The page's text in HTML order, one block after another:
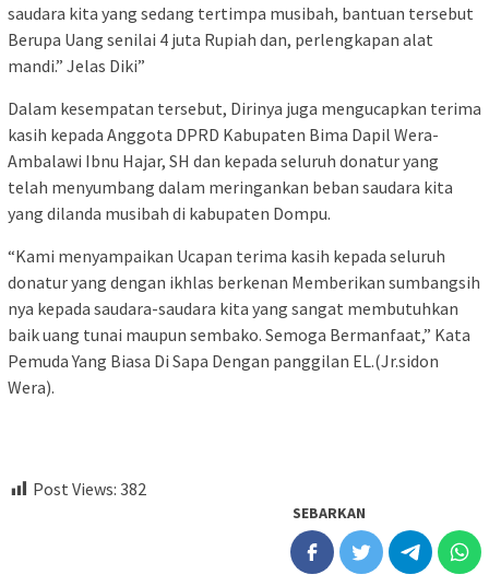
saudara kita yang sedang tertimpa musibah, bantuan tersebut
Berupa Uang senilai 4 juta Rupiah dan, perlengkapan alat
mandi.” Jelas Diki”
Dalam kesempatan tersebut, Dirinya juga mengucapkan terima
kasih kepada Anggota DPRD Kabupaten Bima Dapil Wera-
Ambalawi Ibnu Hajar, SH dan kepada seluruh donatur yang
telah menyumbang dalam meringankan beban saudara kita
yang dilanda musibah di kabupaten Dompu.
“Kami menyampaikan Ucapan terima kasih kepada seluruh
donatur yang dengan ikhlas berkenan Memberikan sumbangsih
nya kepada saudara-saudara kita yang sangat membutuhkan
baik uang tunai maupun sembako. Semoga Bermanfaat,” Kata
Pemuda Yang Biasa Di Sapa Dengan panggilan EL.(Jr.sidon
Wera).
Post Views: 382
SEBARKAN